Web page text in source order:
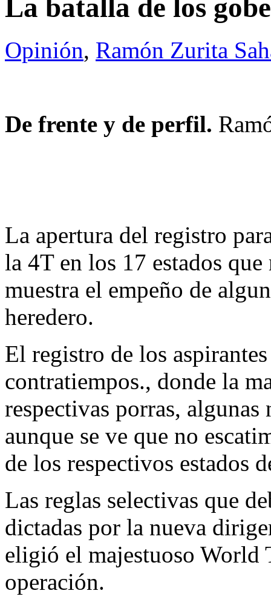
La batalla de los
Opinión, Ramón Zurita
De frente y de perfil.
La apertura del registro
la 4T en los 17 estados
muestra el empeño de
heredero.
El registro de los
contratiempos., donde la
respectivas porras, algunas
aunque se ve que no
de los respectivos estados
Las reglas selectivas que
dictadas por la nueva
eligió el majestuoso World
operación.